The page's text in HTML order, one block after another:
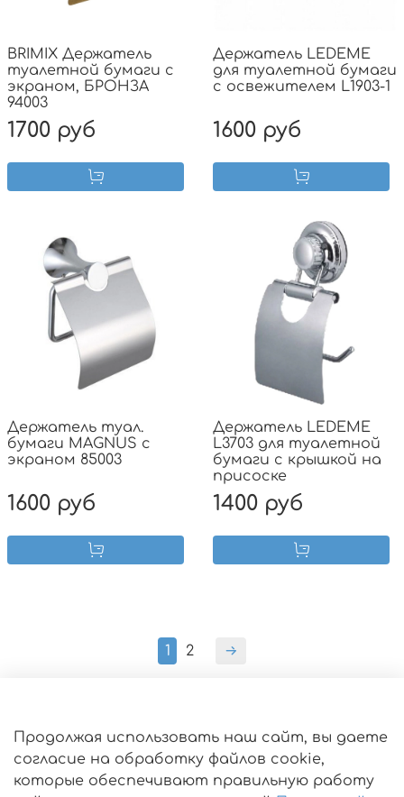
BRIMIX Держатель
туалетной бумаги с
экраном, БРОНЗА
94003
1700 руб
Держатель LEDEME
для туалетной бумаги
с освежителем L1903-1
1600 руб
Держатель туал.
бумаги MAGNUS с
экраном 85003
1600 руб
Держатель LEDEME
L3703 для туалетной
бумаги с крышкой на
присоске
1400 руб
1 2
Оферта
Пользовательское соглашение
Продолжая использовать наш сайт, вы даете
согласие на обработку файлов cookie,
которые обеспечивают правильную работу